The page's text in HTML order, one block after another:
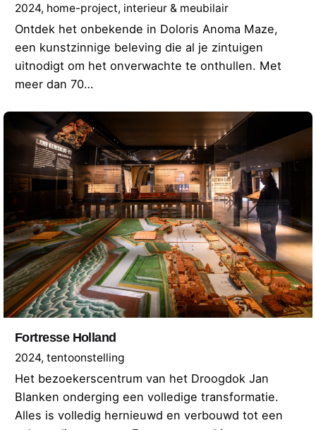
2024 home-project interieur & meubilair
Ontdek het onbekende in Doloris Anoma Maze,
een kunstzinnige beleving die al je zintuigen
uitnodigt om het onverwachte te onthullen. Met
meer dan 70…
Fortresse Holland
2024 tentoonstelling
Het bezoekerscentrum van het Droogdok Jan
Blanken onderging een volledige transformatie.
Alles is volledig hernieuwd en verbouwd tot een